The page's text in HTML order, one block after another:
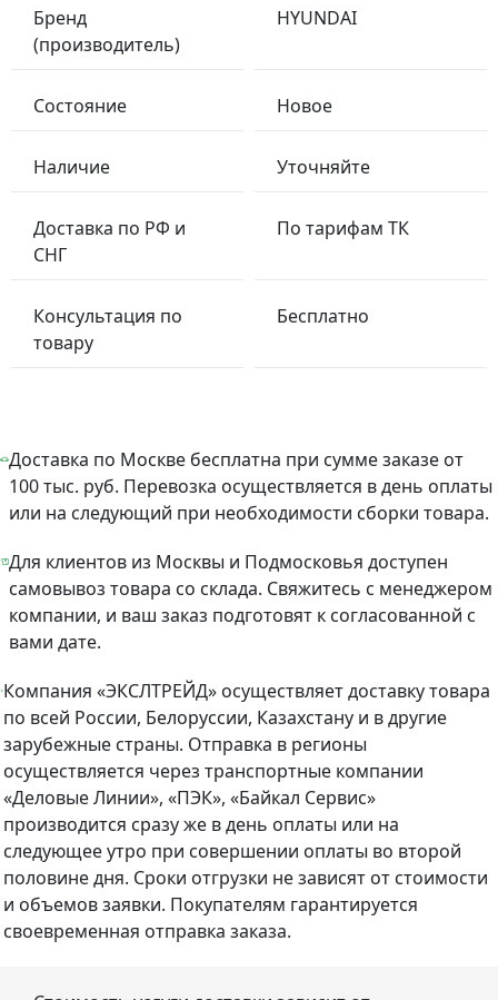
Бренд
(производитель)
HYUNDAI
Состояние Новое
Наличие Уточняйте
Доставка по РФ и
СНГ
По тарифам ТК
Консультация по
товару
Бесплатно
Доставка по Москве бесплатна при сумме заказе от
100 тыс. руб. Перевозка осуществляется в день оплаты
или на следующий при необходимости сборки товара.
Для клиентов из Москвы и Подмосковья доступен
самовывоз товара со склада. Свяжитесь с менеджером
компании, и ваш заказ подготовят к согласованной с
вами дате.
Компания «ЭКСЛТРЕЙД» осуществляет доставку товара
по всей России, Белоруссии, Казахстану и в другие
зарубежные страны. Отправка в регионы
осуществляется через транспортные компании
«Деловые Линии», «ПЭК», «Байкал Сервис»
производится сразу же в день оплаты или на
следующее утро при совершении оплаты во второй
половине дня. Сроки отгрузки не зависят от стоимости
и объемов заявки. Покупателям гарантируется
своевременная отправка заказа.